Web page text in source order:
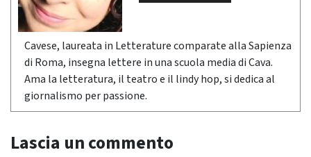
Cavese, laureata in Letterature comparate alla Sapienza
di Roma, insegna lettere in una scuola media di Cava.
Ama la letteratura, il teatro e il lindy hop, si dedica al
giornalismo per passione.
Lascia un commento